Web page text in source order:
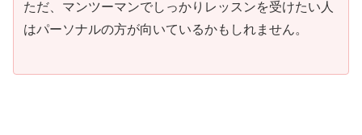
ただ、マンツーマンでしっかりレッスンを受けたい人
はパーソナルの方が向いているかもしれません。